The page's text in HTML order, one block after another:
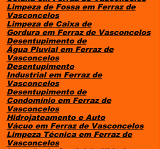
Limpeza de Fossa em Ferraz de
Vasconcelos
Limpeza de Caixa de
Gordura em Ferraz de Vasconcelos
Desentupimento de
Água Pluvial em Ferraz de
Vasconcelos
Desentupimento
Industrial em Ferraz de
Vasconcelos
Desentupimento de
Condomínio em Ferraz de
Vasconcelos
Hidrojateamento e Auto
Vácuo em Ferraz de Vasconcelos
Limpeza Técnica em Ferraz de
Vasconcelos